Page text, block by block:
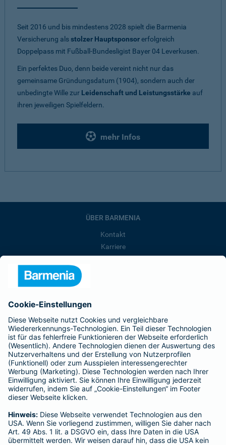
Seit 2016 und bis mindestens 2028 spielt die Barmenia
Versicherung alsstolzer Hauptsponsorerfolgreich
Doppelpass mit Fußball-Bundesligist Bayer 04 Leverkusen.
Ein perfektes Duo, denn beide vereint nicht nur das
gemeinsame Gründungsdatum (1904), sondern auch der
unbedingte Wille zur Leidenschaft und Leistungsstärke auf
ihren jeweiligen Spielfeldern.
mehr Infos
ÜBER BARMENIA
Kontakt
Karriere
Barmenia ist Teil der BarmeniaGothaer
BELIEBTE SEITEN
Kranken-Zusatzversicherung
Tierversicherungen
Haftpflichtversicherung
Hausratversicherung
Adresse ändern
Schaden melden